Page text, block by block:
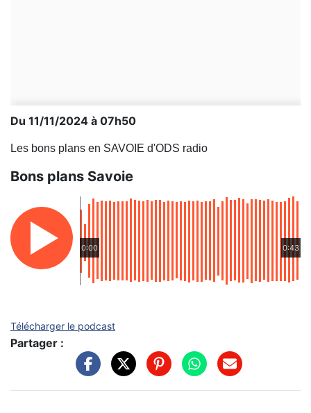
Du 11/11/2024 à 07h50
Les bons plans en SAVOIE d'ODS radio
Bons plans Savoie
0:00 0:43
Télécharger le podcast
Partager :